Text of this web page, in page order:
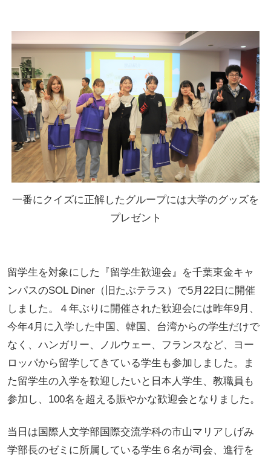
一番にクイズに正解したグループには大学のグッズを
プレゼント
留学生を対象にした『留学生歓迎会』を千葉東金キャ
ンパスのSOL Diner（旧たぶテラス）で5月22日に開催
しました。４年ぶりに開催された歓迎会には昨年9月、
今年4月に入学した中国、韓国、台湾からの学生だけで
なく、ハンガリー、ノルウェー、フランスなど、ヨー
ロッパから留学してきている学生も参加しました。ま
た留学生の入学を歓迎したいと日本人学生、教職員も
参加し、100名を超える賑やかな歓迎会となりました。
当日は国際人文学部国際交流学科の市山マリアしげみ
学部長のゼミに所属している学生６名が司会、進行を